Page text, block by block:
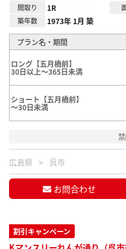
間取り 1R
築年数 1973年 1月 築
プラン名・期間
ロング【五月橋前】
30日以上～365日未満
ショート【五月橋前】
～30日未満
広島県 呉市
お問合わせ
割引キャンペーン